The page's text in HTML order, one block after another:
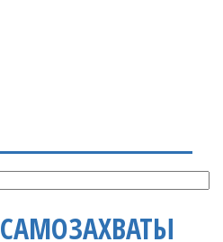
САМОЗАХВАТЫ